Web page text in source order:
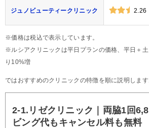
ジュノビューティークリニック 2.26
※価格は税込で表示しています。
※ルシアクリニックは平日プランの価格、平日＋
り10%増
ではおすすめのクリニックの特徴を順に説明します
2-1.リゼクリニック｜両脇1回
ビング代もキャンセル料も無料